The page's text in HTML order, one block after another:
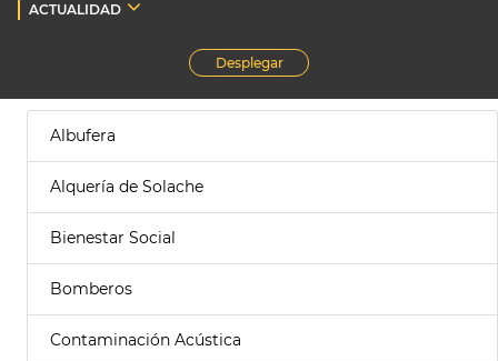
ACTUALIDAD
Desplegar
Albufera
Alquería de Solache
Bienestar Social
Bomberos
Contaminación Acústica